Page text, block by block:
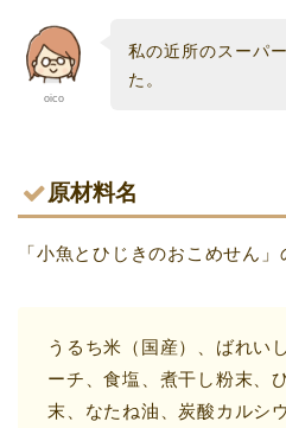
oico
私の近所のスーパ
た。
原材料名
「小魚とひじきのおこめせん
うるち米（国産）、ばれい
ーチ、食塩、煮干し粉末、
末、なたね油、炭酸カルシ